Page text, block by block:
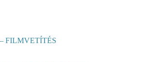
FILMVETÍTÉS